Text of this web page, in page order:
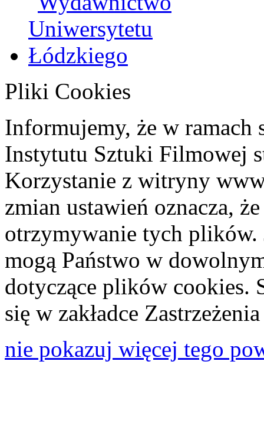
Pliki Cookies
Informujemy, że w ramach
Instytutu Sztuki Filmowej
Korzystanie z witryny
zmian ustawień oznacza,
otrzymywanie tych plików.
mogą Państwo w
dotyczące plików cookies.
się w zakładce
nie pokazuj więcej tego